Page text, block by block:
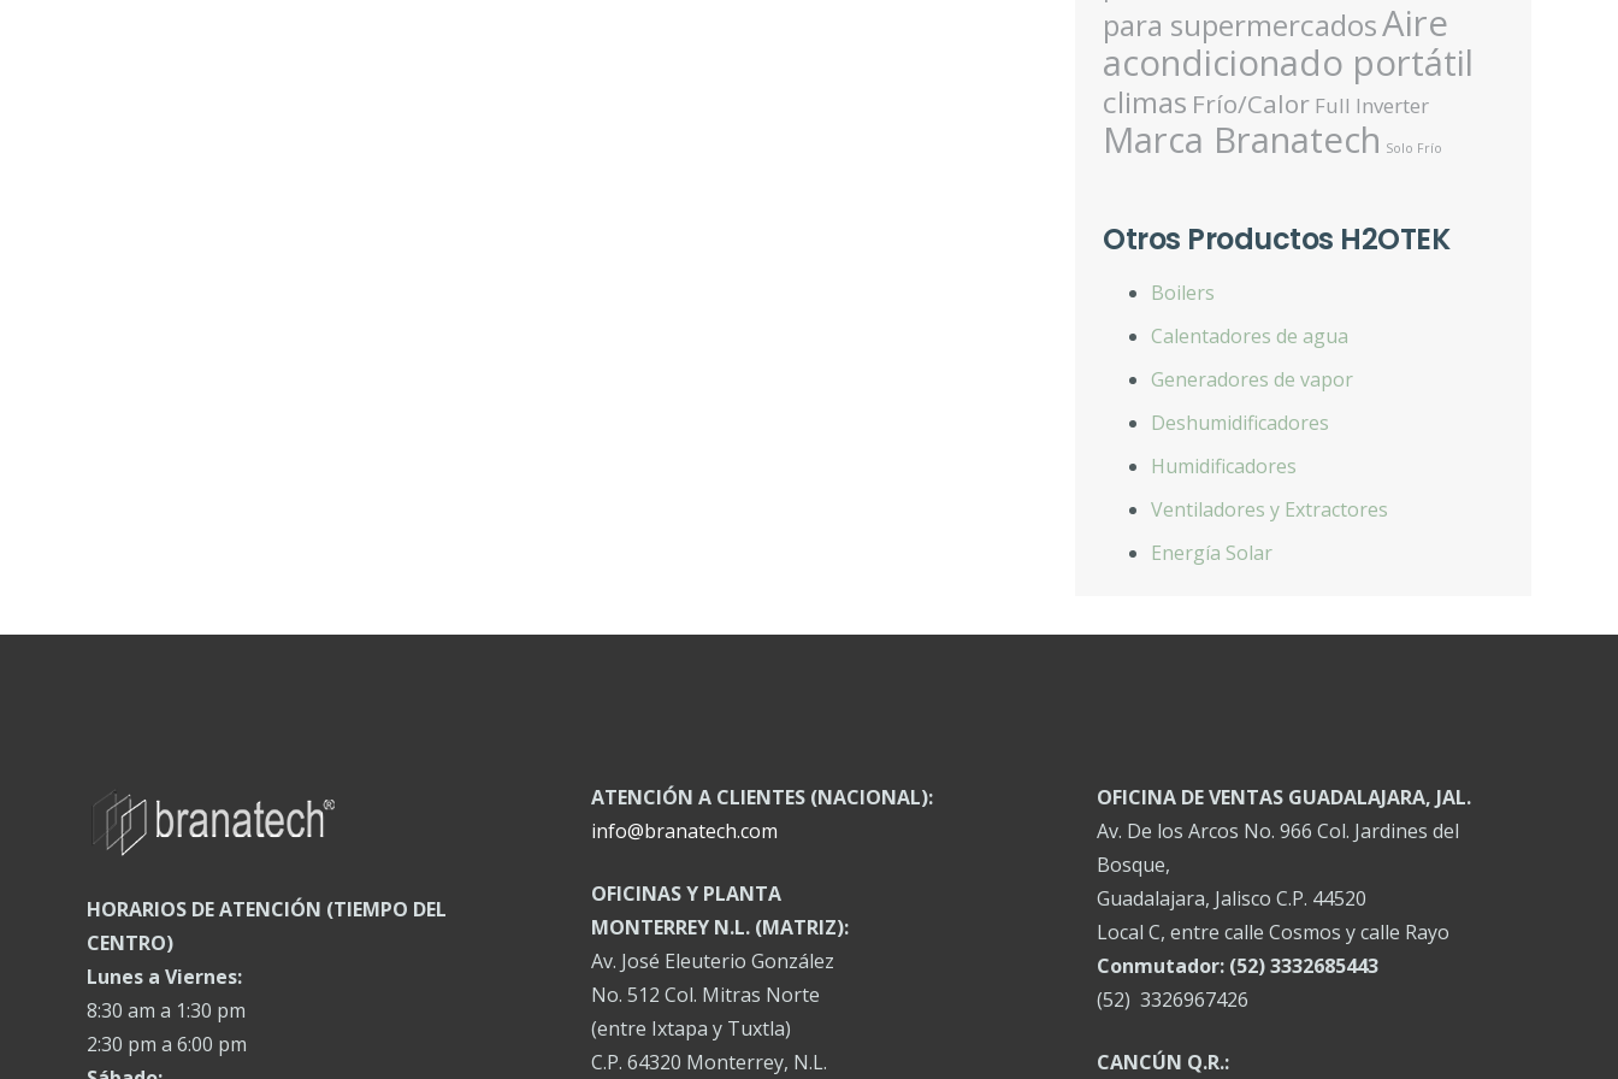
para supermercadosAire
acondicionado portátil
climas Frío/Calor Full Inverter
Marca Branatech Solo Frío
Otros Productos H2OTEK
Boilers
Calentadores de agua
Generadores de vapor
Deshumidificadores
Humidificadores
Ventiladores y Extractores
Energía Solar
HORARIOS DE ATENCIÓN (TIEMPO DEL
CENTRO)
Lunes a Viernes:
8:30 am a 1:30 pm
2:30 pm a 6:00 pm
ATENCIÓN A CLIENTES (NACIONAL):
info@branatech.com
OFICINAS Y PLANTA
MONTERREY N.L. (MATRIZ):
Av. José Eleuterio González
No. 512 Col. Mitras Norte
(entre Ixtapa y Tuxtla)
C.P. 64320 Monterrey, N.L.
OFICINA DE VENTAS GUADALAJARA, JAL.
Av. De los Arcos No. 966 Col. Jardines del
Bosque,
Guadalajara, Jalisco C.P. 44520
Local C, entre calle Cosmos y calle Rayo
Conmutador: (52) 3332685443
(52) 3326967426
CANCÚN Q.R.: